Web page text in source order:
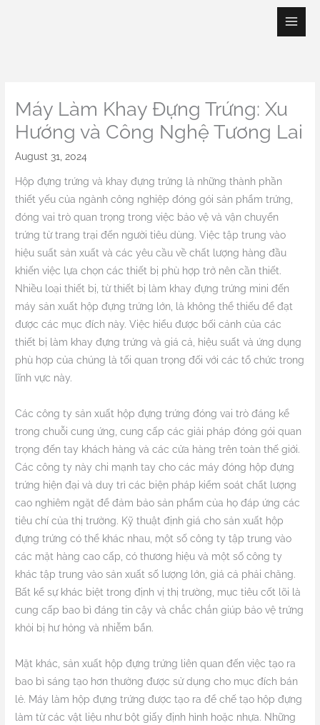
Máy Làm Khay Đựng Trứng: Xu
Hướng và Công Nghệ Tương Lai
August 31, 2024
Hộp đựng trứng và khay đựng trứng là những thành phần
thiết yếu của ngành công nghiệp đóng gói sản phẩm trứng,
đóng vai trò quan trọng trong việc bảo vệ và vận chuyển
trứng từ trang trại đến người tiêu dùng. Việc tập trung vào
hiệu suất sản xuất và các yêu cầu về chất lượng hàng đầu
khiến việc lựa chọn các thiết bị phù hợp trở nên cần thiết.
Nhiều loại thiết bị, từ thiết bị làm khay đựng trứng mini đến
máy sản xuất hộp đựng trứng lớn, là không thể thiếu để đạt
được các mục đích này. Việc hiểu được bối cảnh của các
thiết bị làm khay đựng trứng và giá cả, hiệu suất và ứng dụng
phù hợp của chúng là tối quan trọng đối với các tổ chức trong
lĩnh vực này.
Các công ty sản xuất hộp đựng trứng đóng vai trò đáng kể
trong chuỗi cung ứng, cung cấp các giải pháp đóng gói quan
trọng đến tay khách hàng và các cửa hàng trên toàn thế giới.
Các công ty này chi mạnh tay cho các máy đóng hộp đựng
trứng hiện đại và duy trì các biện pháp kiểm soát chất lượng
cao nghiêm ngặt để đảm bảo sản phẩm của họ đáp ứng các
tiêu chí của thị trường. Kỹ thuật định giá cho sản xuất hộp
đựng trứng có thể khác nhau, một số công ty tập trung vào
các mặt hàng cao cấp, có thương hiệu và một số công ty
khác tập trung vào sản xuất số lượng lớn, giá cả phải chăng.
Bất kể sự khác biệt trong định vị thị trường, mục tiêu cốt lõi là
cung cấp bao bì đáng tin cậy và chắc chắn giúp bảo vệ trứng
khỏi bị hư hỏng và nhiễm bẩn.
Mặt khác, sản xuất hộp đựng trứng liên quan đến việc tạo ra
bao bì sáng tạo hơn thường được sử dụng cho mục đích bán
lẻ. Máy làm hộp đựng trứng được tạo ra để chế tạo hộp đựng
làm từ các vật liệu như bột giấy định hình hoặc nhựa. Những